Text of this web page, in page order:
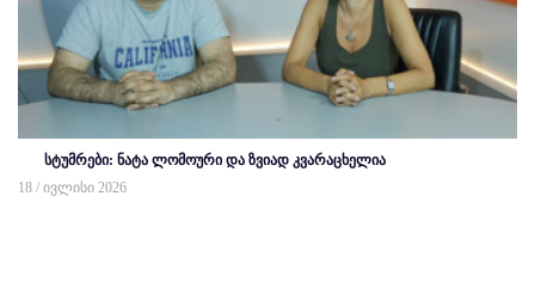
სტუმრები: ნატა ლომოური და ზვიად კვარაცხელია
18 / ივლისი 2026